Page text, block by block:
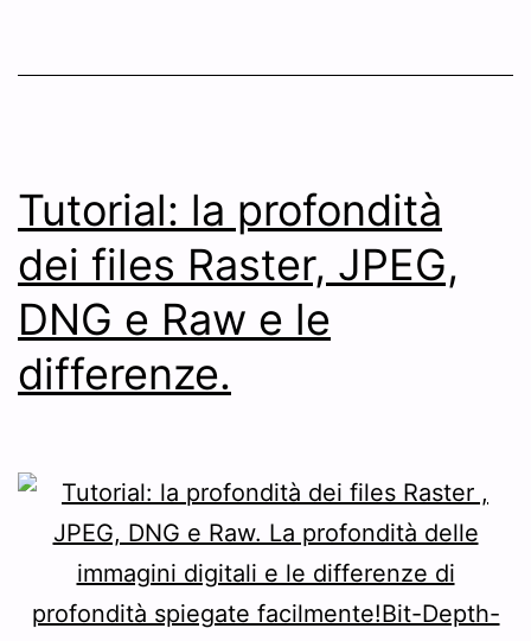
Tutorial: la profondità
dei files Raster, JPEG,
DNG e Raw e le
differenze.